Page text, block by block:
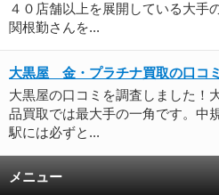
４０店舗以上を展開している大手
関根勤さんを...
大黒屋 金・プラチナ買取の口コ
大黒屋の口コミを調査しました！
品買取では最大手の一角です。中
駅には必ずと...
メニュー